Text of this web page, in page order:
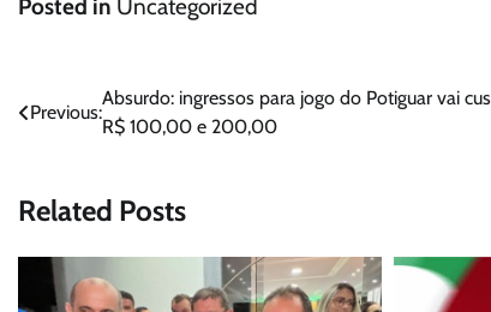
Posted in Uncategorized
Navegação
Post
Previous:
Absurdo: ingressos para jogo do Potiguar vai
R$ 100,00 e 200,00
Related Posts